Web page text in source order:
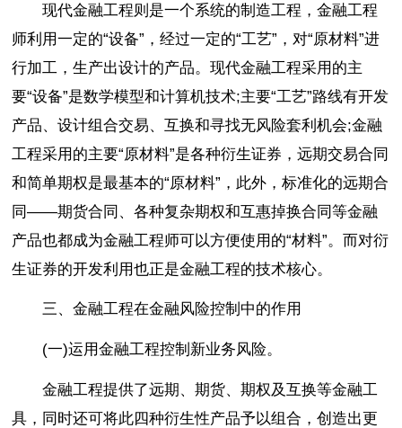
现代金融工程则是一个系统的制造工程，金融工程
师利用一定的“设备”，经过一定的“工艺”，对“原材料”进
行加工，生产出设计的产品。现代金融工程采用的主
要“设备”是数学模型和计算机技术;主要“工艺”路线有开发
产品、设计组合交易、互换和寻找无风险套利机会;金融
工程采用的主要“原材料”是各种衍生证券，远期交易合同
和简单期权是最基本的“原材料”，此外，标准化的远期合
同――期货合同、各种复杂期权和互惠掉换合同等金融
产品也都成为金融工程师可以方便使用的“材料”。而对衍
生证券的开发利用也正是金融工程的技术核心。
三、金融工程在金融风险控制中的作用
(一)运用金融工程控制新业务风险。
金融工程提供了远期、期货、期权及互换等金融工
具，同时还可将此四种衍生性产品予以组合，创造出更